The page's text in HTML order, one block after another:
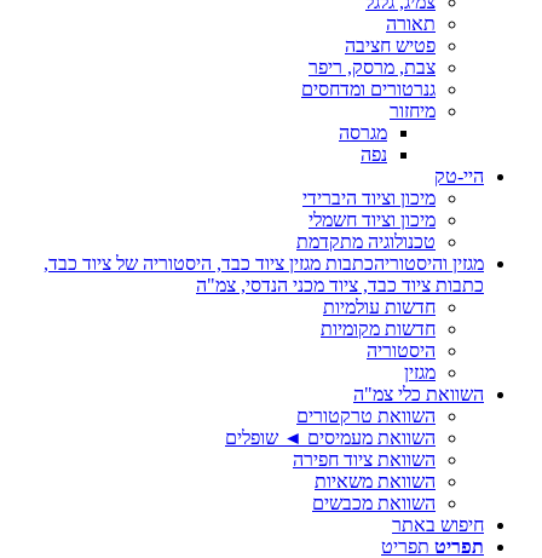
תאורה
פטיש חציבה
צבת, מרסק, ריפר
גנרטורים ומדחסים
מיחזור
מגרסה
נפה
היי-טק
מיכון וציוד היברידי
מיכון וציוד חשמלי
טכנולוגיה מתקדמת
מגזין והיסטוריהכתבות מגזין ציוד כבד, היסטוריה של ציוד כבד,
כתבות ציוד כבד, ציוד מכני הנדסי, צמ"ה
חדשות עולמיות
חדשות מקומיות
היסטוריה
מגזין
השוואת כלי צמ"ה
השוואת טרקטורים
השוואת מעמיסים ◄ שופלים
השוואת ציוד חפירה
השוואת משאיות
השוואת מכבשים
חיפוש באתר
תפריט תפריט